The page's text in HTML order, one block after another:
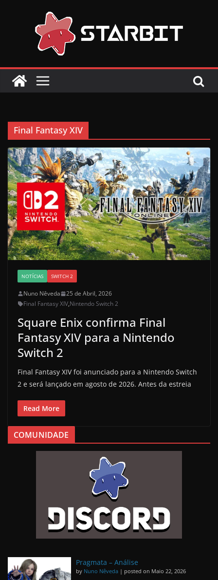
Final Fantasy XIV
NOTÍCIAS SWITCH 2
Nuno Nêveda
25 de Abril, 2026
Final Fantasy XIV,Nintendo Switch 2
Square Enix confirma Final
Fantasy XIV para a Nintendo
Switch 2
Final Fantasy XIV foi anunciado para a Nintendo Switch
2 e será lançado em agosto de 2026. Antes da estreia
Read More
COMUNIDADE
Pragmata – Análise
by Nuno Nêveda | posted on Maio 22, 2026